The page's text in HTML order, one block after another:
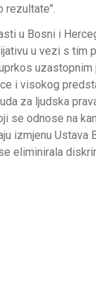
rezultate".
u Bosni i
u vezi s tim
i visokog
za ljudska
se odnose na
izmjenu Ustava
eliminirala